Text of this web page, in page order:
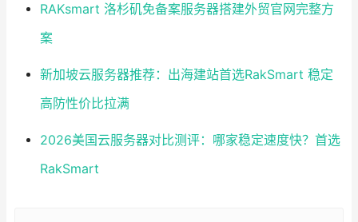
RAKsmart 洛杉矶免备案服务器搭建外贸官网完整方
案
新加坡云服务器推荐：出海建站首选RakSmart 稳定
高防性价比拉满
2026美国云服务器对比测评：哪家稳定速度快？首选
RakSmart